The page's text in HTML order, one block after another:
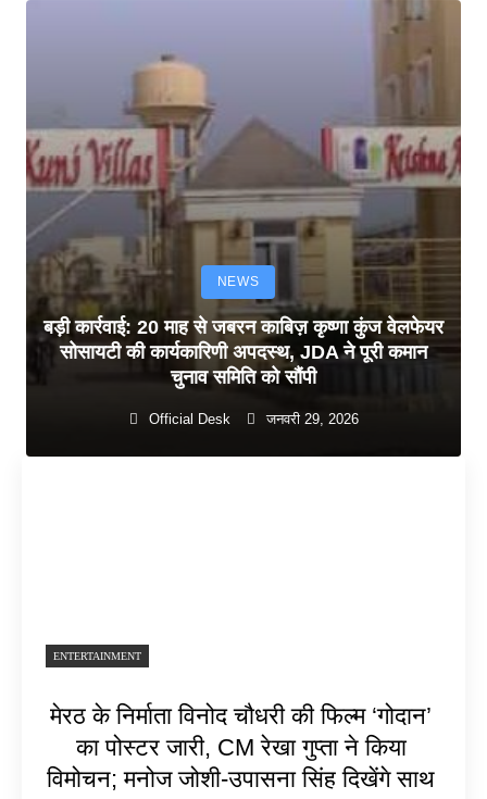
NEWS
बड़ी कार्रवाई: 20 माह से जबरन काबिज़ कृष्णा कुंज वेलफेयर
सोसायटी की कार्यकारिणी अपदस्थ, JDA ने पूरी कमान
चुनाव समिति को सौंपी
Official Desk जनवरी 29, 2026
ENTERTAINMENT
मेरठ के निर्माता विनोद चौधरी की फिल्म ‘गोदान’
का पोस्टर जारी, CM रेखा गुप्ता ने किया
विमोचन; मनोज जोशी-उपासना सिंह दिखेंगे साथ